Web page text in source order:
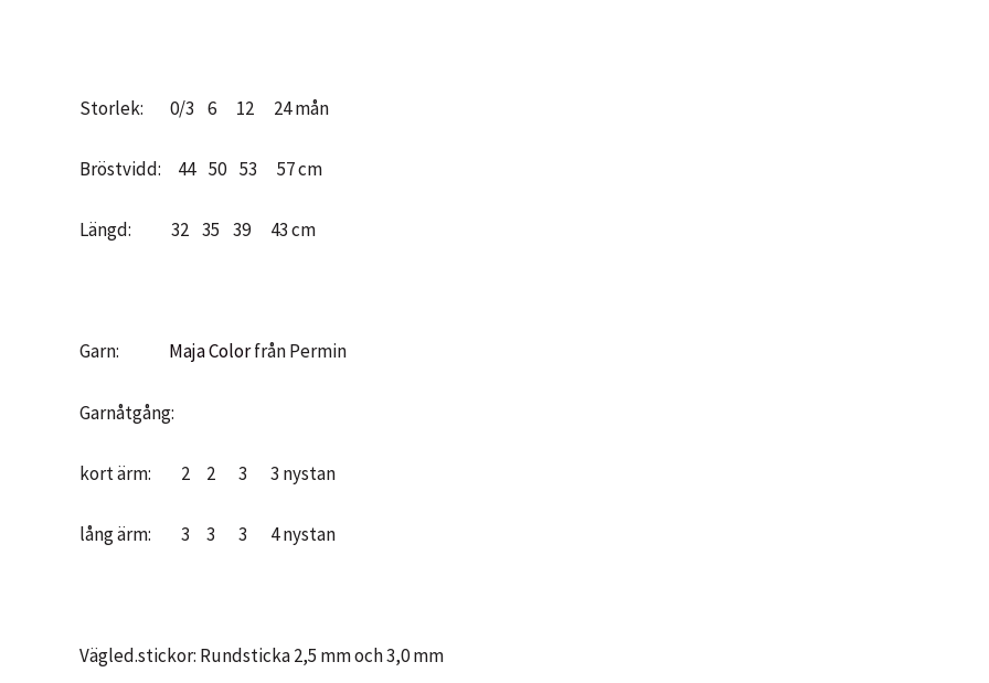
Storlek: 0/3 6 12 24 mån
Bröstvidd: 44 50 53 57 cm
Längd: 32 35 39 43 cm
Garn: Maja Colorfrån Permin
Garnåtgång:
kort ärm: 2 2 3 3 nystan
lång ärm: 3 3 3 4 nystan
Vägled.stickor: Rundsticka 2,5 mm och 3,0 mm